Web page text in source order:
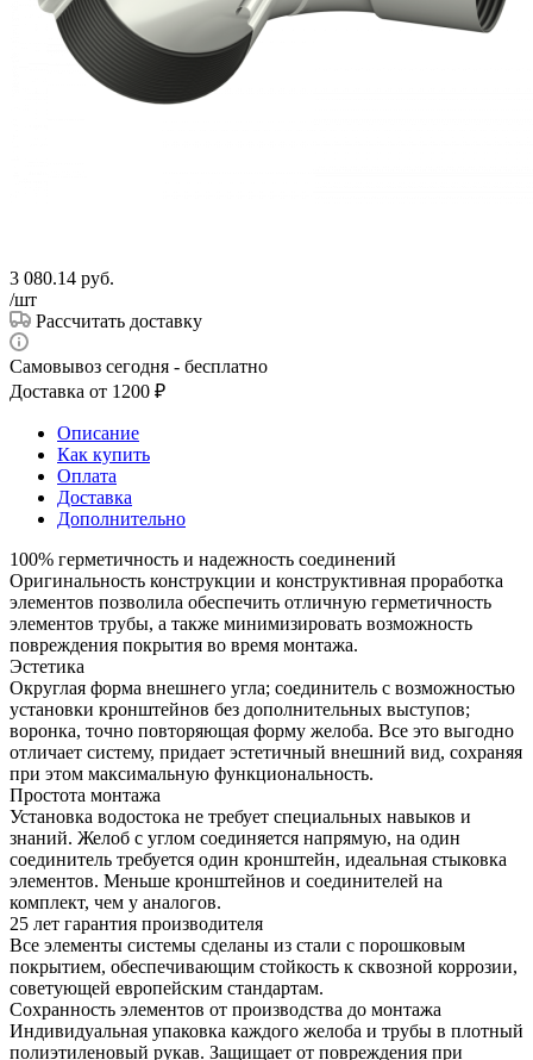
3 080.14 руб.
/шт
Рассчитать доставку
Самовывоз сегодня - бесплатно
Доставка от 1200 ₽
Описание
Как купить
Оплата
Доставка
Дополнительно
100% герметичность и надежность соединений
Оригинальность конструкции и конструктивная проработка
элементов позволила обеспечить отличную герметичность
элементов трубы, а также минимизировать возможность
повреждения покрытия во время монтажа.
Эстетика
Округлая форма внешнего угла; соединитель с возможностью
установки кронштейнов без дополнительных выступов;
воронка, точно повторяющая форму желоба. Все это выгодно
отличает систему, придает эстетичный внешний вид, сохраняя
при этом максимальную функциональность.
Простота монтажа
Установка водостока не требует специальных навыков и
знаний. Желоб с углом соединяется напрямую, на один
соединитель требуется один кронштейн, идеальная стыковка
элементов. Меньше кронштейнов и соединителей на
комплект, чем у аналогов.
25 лет гарантия производителя
Все элементы системы сделаны из стали с порошковым
покрытием, обеспечивающим стойкость к сквозной коррозии,
советующей европейским стандартам.
Сохранность элементов от производства до монтажа
Индивидуальная упаковка каждого желоба и трубы в плотный
полиэтиленовый рукав. Защищает от повреждения при